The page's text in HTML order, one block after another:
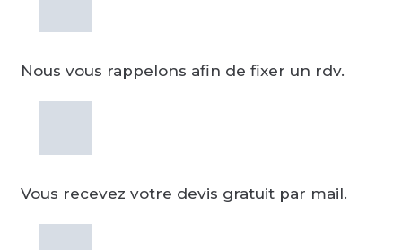
Nous vous rappelons afin de fixer un rdv.
Vous recevez votre devis gratuit par mail.